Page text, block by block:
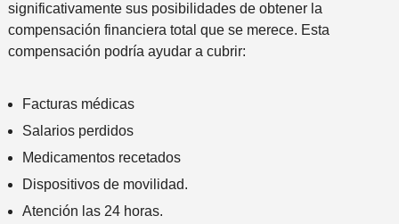
significativamente sus posibilidades de obtener la
compensación financiera total que se merece. Esta
compensación podría ayudar a cubrir:
Facturas médicas
Salarios perdidos
Medicamentos recetados
Dispositivos de movilidad.
Atención las 24 horas.